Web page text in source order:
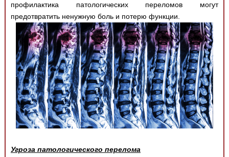
профилактика патологических переломов могут
предотвратить ненужную боль и потерю функции.
Угроза патологического перелома